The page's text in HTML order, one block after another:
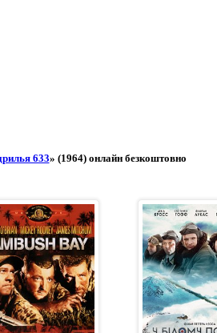
633» (1964) онлайн безкоштовно